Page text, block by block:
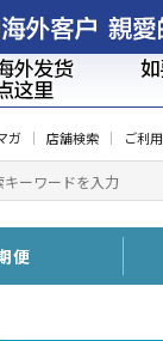
ガ 店舗検索 ご利
便